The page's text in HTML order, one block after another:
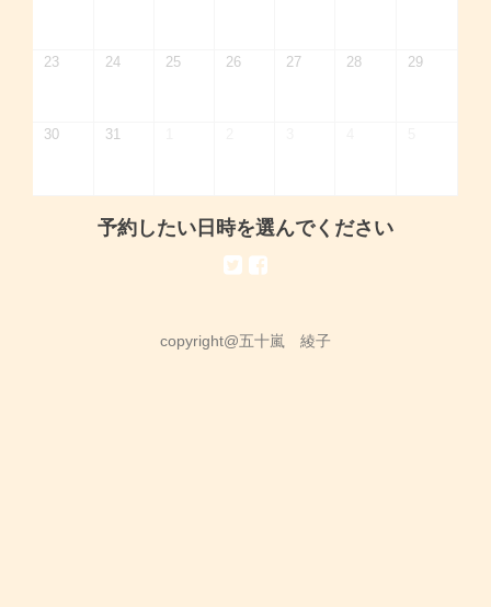
23 24 25 26 27 28 29
30 31
予約したい日時を選んでください
copyright@五十嵐 綾子